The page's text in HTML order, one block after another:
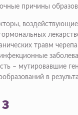
причины
травм
– мутировавшие
в